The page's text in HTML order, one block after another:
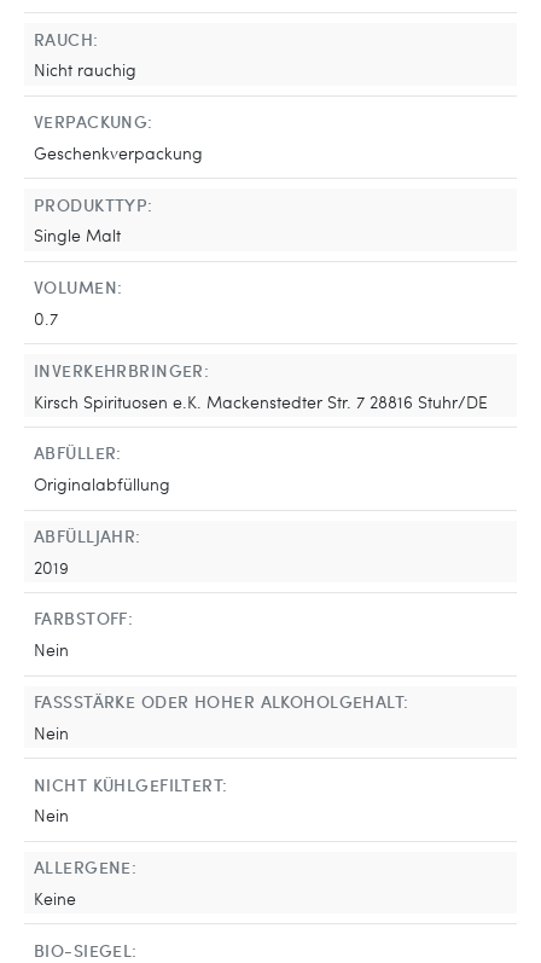
RAUCH:
Nicht rauchig
VERPACKUNG:
Geschenkverpackung
PRODUKTTYP:
Single Malt
VOLUMEN:
0.7
INVERKEHRBRINGER:
Kirsch Spirituosen e.K. Mackenstedter Str. 7 28816 Stuhr/DE
ABFÜLLER:
Originalabfüllung
ABFÜLLJAHR:
2019
FARBSTOFF:
Nein
FASSSTÄRKE ODER HOHER ALKOHOLGEHALT:
Nein
NICHT KÜHLGEFILTERT:
Nein
ALLERGENE:
Keine
BIO-SIEGEL: